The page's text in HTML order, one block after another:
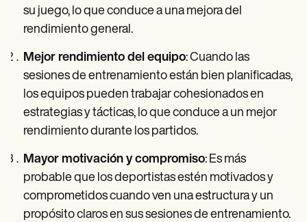
su juego, lo que conduce a una mejora del
rendimiento general.
Mejor rendimiento del equipo: Cuando las
sesiones de entrenamiento están bien planificadas,
los equipos pueden trabajar cohesionados en
estrategias y tácticas, lo que conduce a un mejor
rendimiento durante los partidos.
Mayor motivación y compromiso: Es más
probable que los deportistas estén motivados y
comprometidos cuando ven una estructura y un
propósito claros en sus sesiones de entrenamiento.